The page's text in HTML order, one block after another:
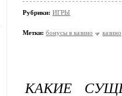
Рубрики: ИГРЫ
Метки: бонусы в казино казино
КАКИЕ